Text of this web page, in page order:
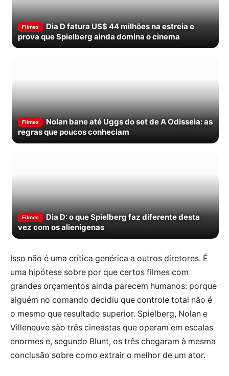
Filmes
Dia D fatura US$ 44 milhões na estreia e
prova que Spielberg ainda domina o cinema
Filmes
Nolan bane até Uggs do set de A Odisseia: as
regras que poucos conheciam
Filmes
Dia D: o que Spielberg faz diferente desta
vez com os alienígenas
Isso não é uma crítica genérica a outros diretores. É
uma hipótese sobre por que certos filmes com
grandes orçamentos ainda parecem humanos: porque
alguém no comando decidiu que controle total não é
o mesmo que resultado superior. Spielberg, Nolan e
Villeneuve são três cineastas que operam em escalas
enormes e, segundo Blunt, os três chegaram à mesma
conclusão sobre como extrair o melhor de um ator.